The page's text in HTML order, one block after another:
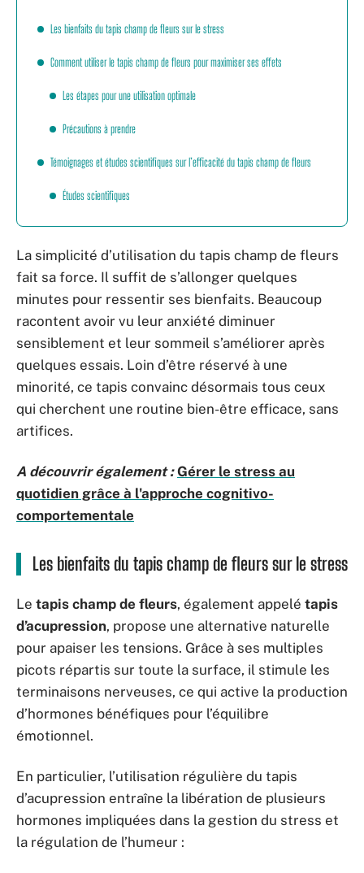
Les bienfaits du tapis champ de fleurs sur le stress
Comment utiliser le tapis champ de fleurs pour maximiser ses effets
Les étapes pour une utilisation optimale
Précautions à prendre
Témoignages et études scientifiques sur l’efficacité du tapis champ de fleurs
Études scientifiques
La simplicité d’utilisation du tapis champ de fleurs
fait sa force. Il suffit de s’allonger quelques
minutes pour ressentir ses bienfaits. Beaucoup
racontent avoir vu leur anxiété diminuer
sensiblement et leur sommeil s’améliorer après
quelques essais. Loin d’être réservé à une
minorité, ce tapis convainc désormais tous ceux
qui cherchent une routine bien-être efficace, sans
artifices.
A découvrir également : Gérer le stress au
quotidien grâce à l'approche cognitivo-
comportementale
Les bienfaits du tapis champ de fleurs sur le stress
Le tapis champ de fleurs, également appelé tapis
d’acupression, propose une alternative naturelle
pour apaiser les tensions. Grâce à ses multiples
picots répartis sur toute la surface, il stimule les
terminaisons nerveuses, ce qui active la production
d’hormones bénéfiques pour l’équilibre
émotionnel.
En particulier, l’utilisation régulière du tapis
d’acupression entraîne la libération de plusieurs
hormones impliquées dans la gestion du stress et
la régulation de l’humeur :